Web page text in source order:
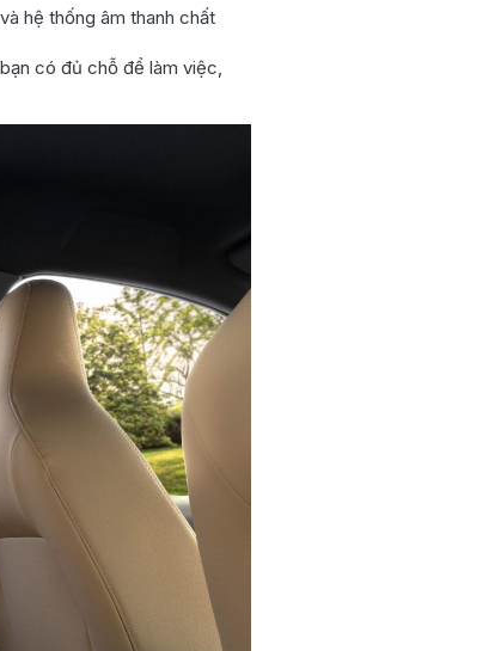
hệ thống âm thanh chất
có đủ chỗ để làm việc,